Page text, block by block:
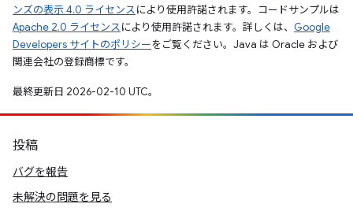
ンズの表示 4.0 ライセンスにより使用許諾されます。コードサンプルは
Apache 2.0 ライセンスにより使用許諾されます。詳しくは、 Google
Developers サイトのポリシーをご覧ください。Java は Oracle および
関連会社の登録商標です。
最終更新日 2026-02-10 UTC。
投稿
バグを報告
未解決の問題を見る